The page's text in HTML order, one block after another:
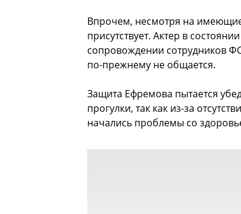
Впрочем, несмотря на
присутствует. Актер в
сопровождении сотрудников
по-прежнему не общается.
Защита Ефремова пытается
прогулки, так как из-за
начались проблемы со